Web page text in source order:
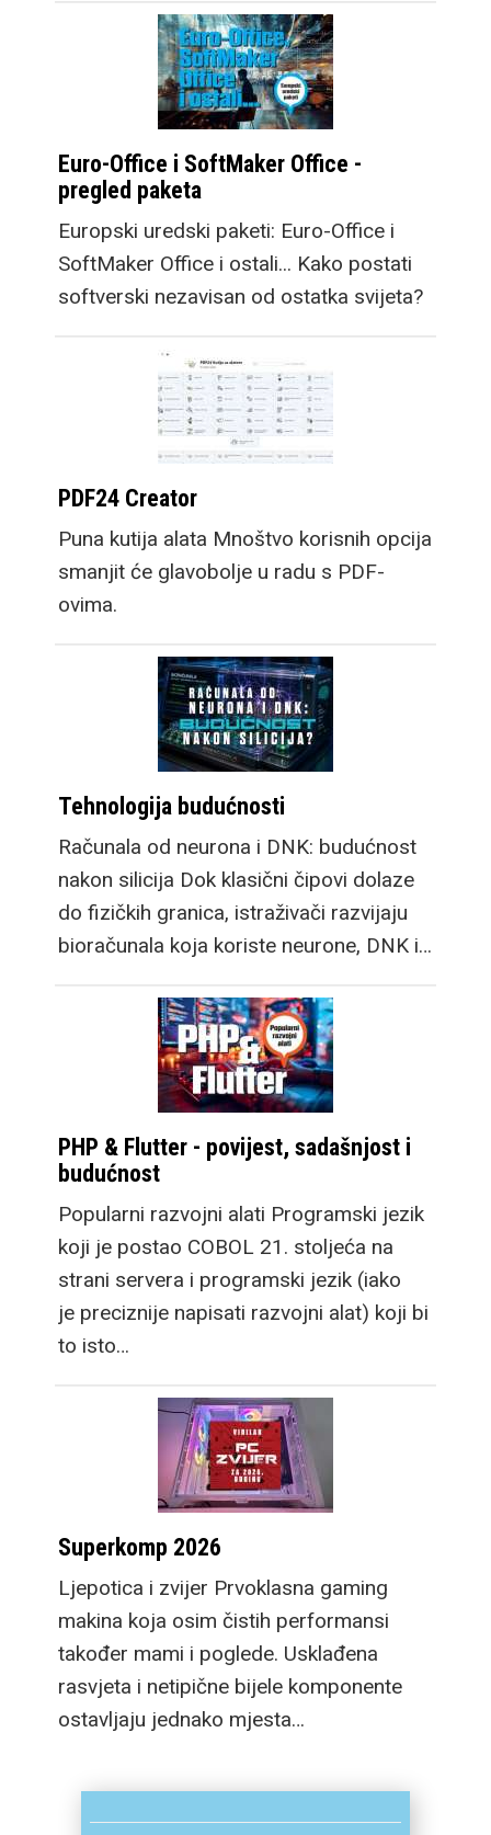
Euro-Office i SoftMaker Office -
pregled paketa
Europski uredski paketi: Euro-Office i
SoftMaker Office i ostali... Kako postati
softverski nezavisan od ostatka svijeta?
PDF24 Creator
Puna kutija alata Mnoštvo korisnih opcija
smanjit će glavobolje u radu s PDF-
ovima.
Tehnologija budućnosti
Računala od neurona i DNK: budućnost
nakon silicija Dok klasični čipovi dolaze
do fizičkih granica, istraživači razvijaju
bioračunala koja koriste neurone, DNK i…
PHP & Flutter - povijest, sadašnjost i
budućnost
Popularni razvojni alati Programski jezik
koji je postao COBOL 21. stoljeća na
strani servera i programski jezik (iako
je preciznije napisati razvojni alat) koji bi
to isto…
Superkomp 2026
Ljepotica i zvijer Prvoklasna gaming
makina koja osim čistih performansi
također mami i poglede. Usklađena
rasvjeta i netipične bijele komponente
ostavljaju jednako mjesta…